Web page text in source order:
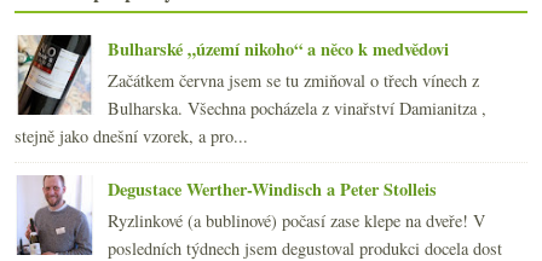
►2015(251)
►2014(254)
►2013(249)
► 2012(254)
►2011(252)
►2010(249)
2009 (249)
►2008(270)
►2007(108)
Bulharské „území nikoho“ a něco k medvědovi
Začátkem června jsem se tu zmiňoval o třech vínech z
Bulharska. Všechna pocházela z vinařství Damianitza ,
stejně jako dnešní vzorek, a pro...
Degustace Werther-Windisch a Peter Stolleis
Ryzlinkové (a bublinové) počasí zase klepe na dveře! V
posledních týdnech jsem degustoval produkci docela dost